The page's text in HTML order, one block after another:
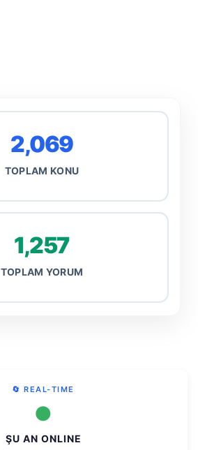
2,069
TOPLAM KONU
1,257
TOPLAM YORUM
🔄 REAL-TIME
●
ŞU AN ONLINE